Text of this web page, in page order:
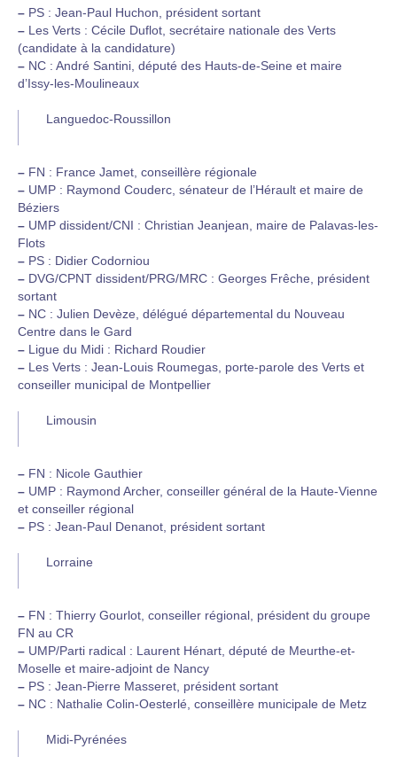
– PS : Jean-Paul Huchon, président sortant
– Les Verts : Cécile Duflot, secrétaire nationale des Verts
(candidate à la candidature)
– NC : André Santini, député des Hauts-de-Seine et maire
d’Issy-les-Moulineaux
Languedoc-Roussillon
– FN : France Jamet, conseillère régionale
– UMP : Raymond Couderc, sénateur de l’Hérault et maire de
Béziers
– UMP dissident/CNI : Christian Jeanjean, maire de Palavas-les-
Flots
– PS : Didier Codorniou
– DVG/CPNT dissident/PRG/MRC : Georges Frêche, président
sortant
– NC : Julien Devèze, délégué départemental du Nouveau
Centre dans le Gard
– Ligue du Midi : Richard Roudier
– Les Verts : Jean-Louis Roumegas, porte-parole des Verts et
conseiller municipal de Montpellier
Limousin
– FN : Nicole Gauthier
– UMP : Raymond Archer, conseiller général de la Haute-Vienne
et conseiller régional
– PS : Jean-Paul Denanot, président sortant
Lorraine
– FN : Thierry Gourlot, conseiller régional, président du groupe
FN au CR
– UMP/Parti radical : Laurent Hénart, député de Meurthe-et-
Moselle et maire-adjoint de Nancy
– PS : Jean-Pierre Masseret, président sortant
– NC : Nathalie Colin-Oesterlé, conseillère municipale de Metz
Midi-Pyrénées